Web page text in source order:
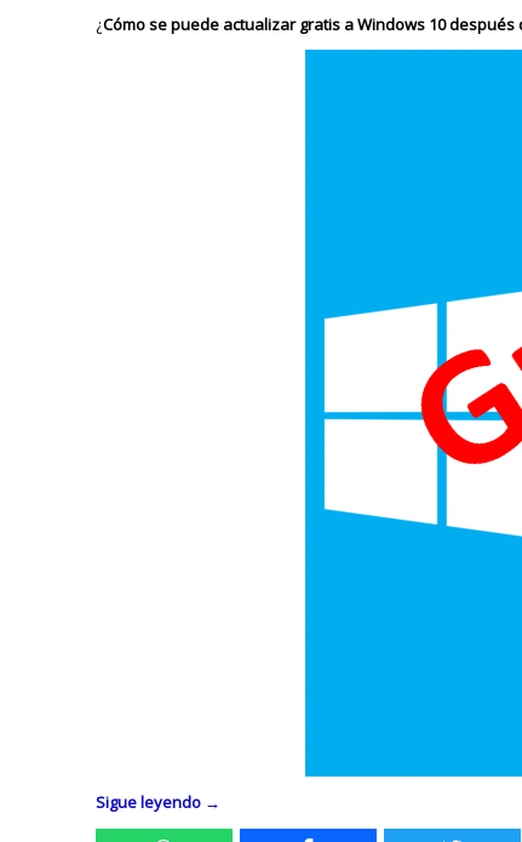
¿Cómo se puede actualizar gratis a Windows 10 después
Sigue leyendo →